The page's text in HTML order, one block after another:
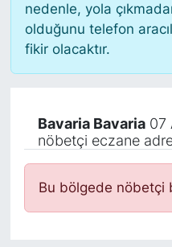
nedenle, yola
olduğunu telefon
fikir olacaktır.
Bavaria Bavaria07
nöbetçi eczane
Bu bölgede nöbetçi